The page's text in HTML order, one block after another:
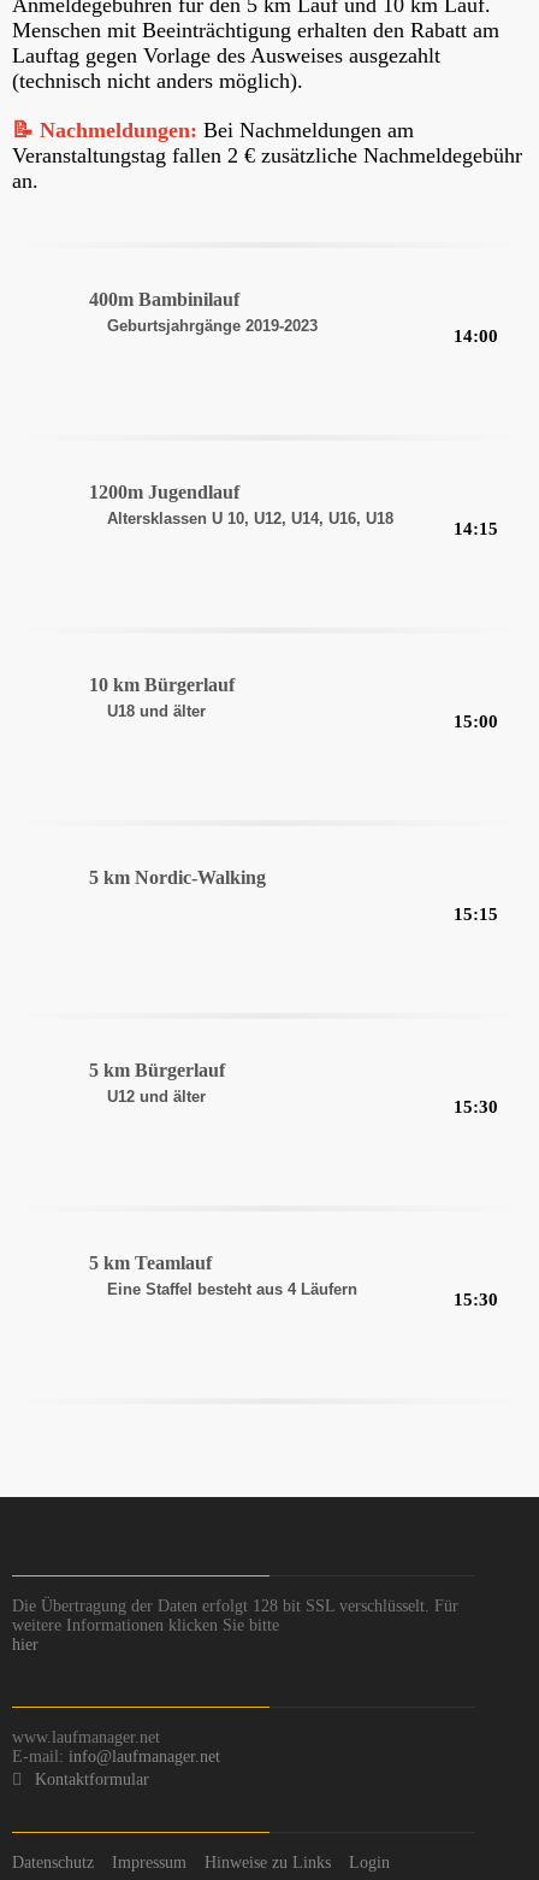
Anmeldegebühren für den 5 km Lauf und 10 km Lauf.
Menschen mit Beeinträchtigung erhalten den Rabatt am
Lauftag gegen Vorlage des Ausweises ausgezahlt
(technisch nicht anders möglich).
📝 Nachmeldungen: Bei Nachmeldungen am
Veranstaltungstag fallen 2 € zusätzliche Nachmeldegebühr
an.
400m Bambinilauf
Geburtsjahrgänge 2019-2023
14:00
1200m Jugendlauf
Altersklassen U 10, U12, U14, U16, U18
14:15
10 km Bürgerlauf
U18 und älter
15:00
5 km Nordic-Walking
15:15
5 km Bürgerlauf
U12 und älter
15:30
5 km Teamlauf
Eine Staffel besteht aus 4 Läufern
15:30
Die Übertragung der Daten erfolgt 128 bit SSL verschlüsselt. Für
weitere Informationen klicken Sie bitte
hier
www.laufmanager.net
E-mail: info@laufmanager.net
Kontaktformular
Datenschutz Impressum Hinweise zu Links Login